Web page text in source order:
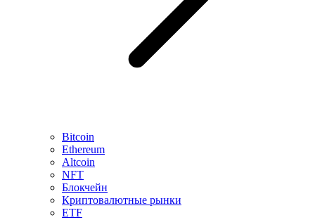
Bitcoin
Ethereum
Altcoin
NFT
Блокчейн
Криптовалютные рынки
ETF